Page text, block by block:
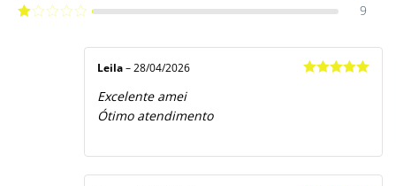
Avaliação
9
Leila – 28/04/2026
Excelente amei
Ótimo atendimento